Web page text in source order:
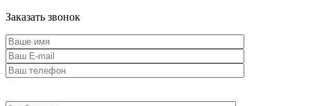
Заказать звонок